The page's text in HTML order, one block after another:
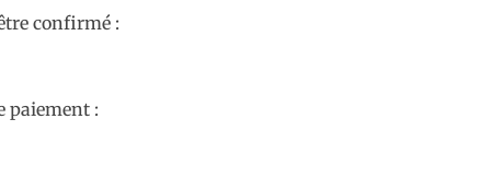
confirmé :
paiement :